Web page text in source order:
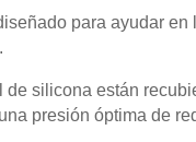
para ayudar en
de silicona están
presión óptima de